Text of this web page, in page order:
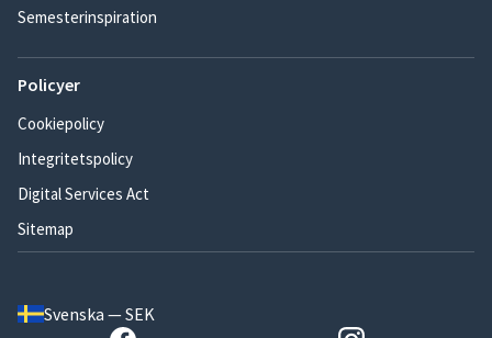
Semesterinspiration
Policyer
Cookiepolicy
Integritetspolicy
Digital Services Act
Sitemap
Svenska — SEK